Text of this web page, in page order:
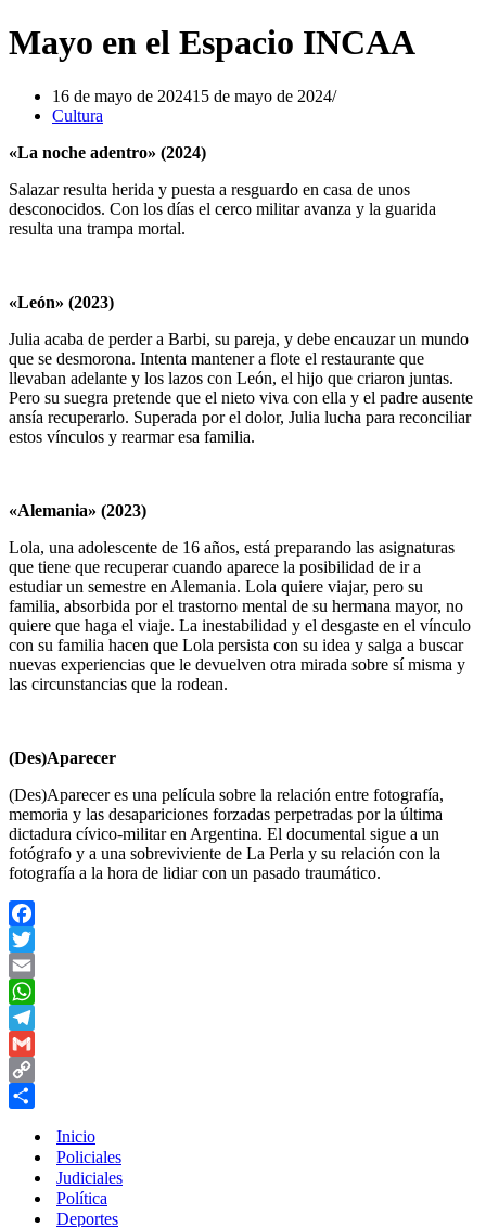
Mayo en el Espacio INCAA
16 de mayo de 202415 de mayo de 2024
Cultura
«La noche adentro» (2024)
Salazar resulta herida y puesta a resguardo en casa de unos
desconocidos. Con los días el cerco militar avanza y la guarida
resulta una trampa mortal.
«León» (2023)
Julia acaba de perder a Barbi, su pareja, y debe encauzar un mundo
que se desmorona. Intenta mantener a flote el restaurante que
llevaban adelante y los lazos con León, el hijo que criaron juntas.
Pero su suegra pretende que el nieto viva con ella y el padre ausente
ansía recuperarlo. Superada por el dolor, Julia lucha para reconciliar
estos vínculos y rearmar esa familia.
«Alemania» (2023)
Lola, una adolescente de 16 años, está preparando las asignaturas
que tiene que recuperar cuando aparece la posibilidad de ir a
estudiar un semestre en Alemania. Lola quiere viajar, pero su
familia, absorbida por el trastorno mental de su hermana mayor, no
quiere que haga el viaje. La inestabilidad y el desgaste en el vínculo
con su familia hacen que Lola persista con su idea y salga a buscar
nuevas experiencias que le devuelven otra mirada sobre sí misma y
las circunstancias que la rodean.
(Des)Aparecer
(Des)Aparecer es una película sobre la relación entre fotografía,
memoria y las desapariciones forzadas perpetradas por la última
dictadura cívico-militar en Argentina. El documental sigue a un
fotógrafo y a una sobreviviente de La Perla y su relación con la
fotografía a la hora de lidiar con un pasado traumático.
Facebook
Twitter
Email
WhatsApp
Telegram
Gmail
Copy
Inicio
Policiales
Judiciales
Política
Deportes